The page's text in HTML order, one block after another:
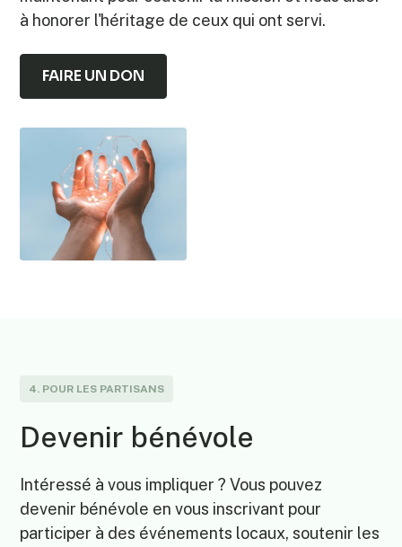
à honorer l'héritage de ceux qui ont servi.
FAIRE UN DON
4. POUR LES PARTISANS
Devenir bénévole
Intéressé à vous impliquer ? Vous pouvez
devenir bénévole en vous inscrivant pour
participer à des événements locaux, soutenir les